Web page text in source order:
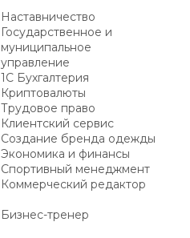
Наставничество
Государственное и
муниципальное
управление
1С Бухгалтерия
Криптовалюты
Трудовое право
Клиентский сервис
Создание бренда одежды
Экономика и финансы
Спортивный менеджмент
Коммерческий редактор
Бизнес-тренер